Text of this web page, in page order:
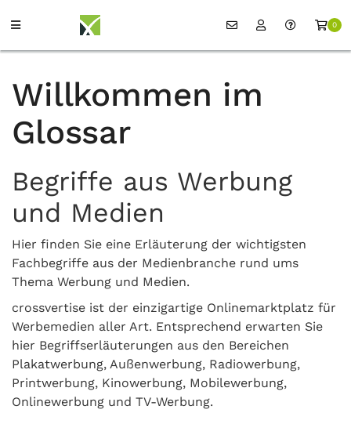
0
Willkommen im
Glossar
Begriffe aus Werbung
und Medien
Hier finden Sie eine Erläuterung der wichtigsten
Fachbegriffe aus der Medienbranche rund ums
Thema Werbung und Medien.
crossvertise ist der einzigartige Onlinemarktplatz für
Werbemedien aller Art. Entsprechend erwarten Sie
hier Begriffserläuterungen aus den Bereichen
Plakatwerbung, Außenwerbung, Radiowerbung,
Printwerbung, Kinowerbung, Mobilewerbung,
Onlinewerbung und TV-Werbung.